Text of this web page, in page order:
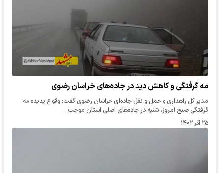
مه گرفتگی و کاهش دید در جاده‌های خراسان رضوی
مدیر کل راهداری و حمل و نقل جاده‌ای خراسان رضوی گفت: وقوع پدیده مه
گرفتگی صبح امروز، شنبه در جاده‌های اصلی استان موجب…
۲۵ آذر ۱۴۰۲